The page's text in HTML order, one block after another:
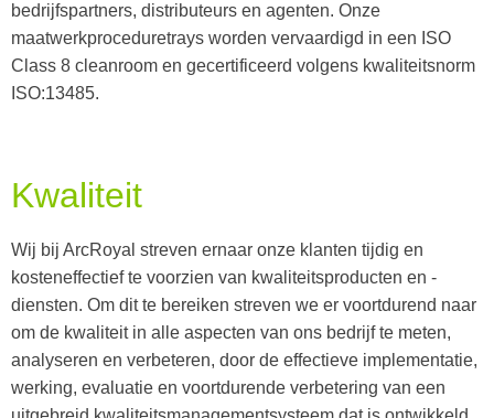
bedrijfspartners, distributeurs en agenten. Onze
maatwerkproceduretrays worden vervaardigd in een ISO
Class 8 cleanroom en gecertificeerd volgens kwaliteitsnorm
ISO:13485.
Kwaliteit
Wij bij ArcRoyal streven ernaar onze klanten tijdig en
kosteneffectief te voorzien van kwaliteitsproducten en -
diensten. Om dit te bereiken streven we er voortdurend naar
om de kwaliteit in alle aspecten van ons bedrijf te meten,
analyseren en verbeteren, door de effectieve implementatie,
werking, evaluatie en voortdurende verbetering van een